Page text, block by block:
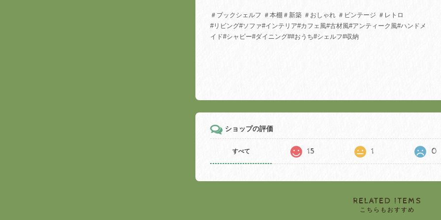
＃ブックシェルフ ＃本棚＃新築 ＃おしゃれ ＃ビンテージ ＃レトロ
#リビング#ソファ#インテリア#カフェ風#古材風#アンティーク風#ハンドメ
イド#シャビー#ダイニング##おうち#シェルフ#収納
ショップの評価
すべて 15 1 0
RELATED ITEMS
こちらもおすすめ